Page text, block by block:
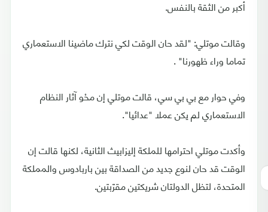
أكبر من الثقة بالنفس.
وقالت موتلي: "لقد حان الوقت لكي نترك ماضينا الاستعماري
تماما وراء ظهورنا" .
وفي حوار مع بي بي سي، قالت موتلي إن محْو آثار النظام
الاستعماري لم يكن عملا "عدائيا".
وأكدت موتلي احترامها للملكة إليزابيث الثانية، لكنها قالت إن
الوقت قد حان لنوع جديد من الصداقة بين باربادوس والمملكة
المتحدة، لتظل الدولتان شريكتين مقرّبتين.